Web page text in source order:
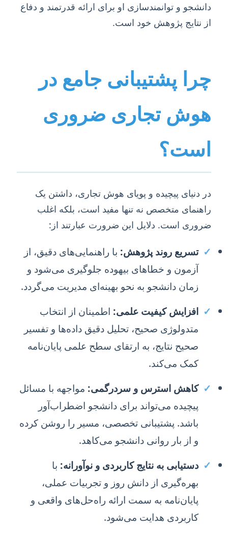
دانشجو و توانمندسازی او برای ارائه قدرتمند و دفاع
از نتایج پژوهش خود است.
چرا پشتیبانی جامع در
هوش تجاری ضروری
است؟
در دنیای پیچیده و پویای هوش تجاری، داشتن یک
راهنمای متخصص نه تنها مفید است، بلکه اغلب
ضروری است. دلایل این ضرورت عبارتند از:
✓ تسریع روند پژوهش: با راهنمایی‌های دقیق، از
آزمون و خطاهای بیهوده جلوگیری می‌شود و
زمان دانشجو به نحو بهینه‌ای مدیریت می‌گردد.
✓ افزایش کیفیت علمی: اطمینان از انتخاب
متدولوژی صحیح، تحلیل دقیق داده‌ها و تفسیر
صحیح نتایج، به ارتقای سطح علمی پایان‌نامه
کمک می‌کند.
✓ کاهش استرس و سردرگمی: مواجهه با مسائل
پیچیده می‌تواند برای دانشجو اضطراب‌آور
باشد. پشتیبانی تخصصی، مسیر را روشن کرده
و از بار روانی دانشجو می‌کاهد.
✓ دستیابی به نتایج کاربردی و نوآورانه: با
بهره‌گیری از دانش روز و تجربیات عملی،
پایان‌نامه به سمت ارائه راه‌حل‌های واقعی و
کاربردی هدایت می‌شود.